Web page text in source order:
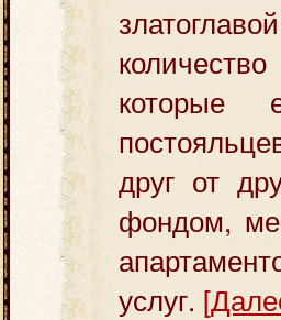
которые
друг от
фондом,
услуг.